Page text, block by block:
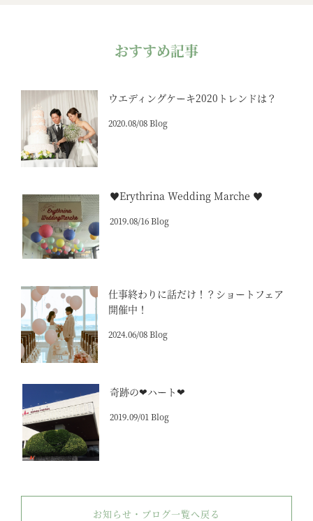
おすすめ記事
ウエディングケーキ2020トレンドは？
2020.08/08 Blog
♥Erythrina Wedding Marche ♥
2019.08/16 Blog
仕事終わりに話だけ！？ショートフェア
開催中！
2024.06/08 Blog
奇跡の❤ハート❤
2019.09/01 Blog
お知らせ・ブログ一覧へ戻る